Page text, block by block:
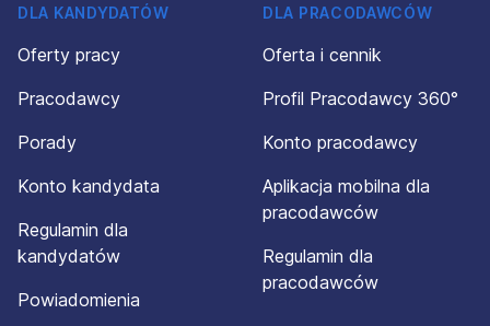
DLA KANDYDATÓW
Oferty pracy
Pracodawcy
Porady
Konto kandydata
Regulamin dla
kandydatów
Powiadomienia
DLA PRACODAWCÓW
Oferta i cennik
Profil Pracodawcy 360°
Konto pracodawcy
Aplikacja mobilna dla
pracodawców
Regulamin dla
pracodawców